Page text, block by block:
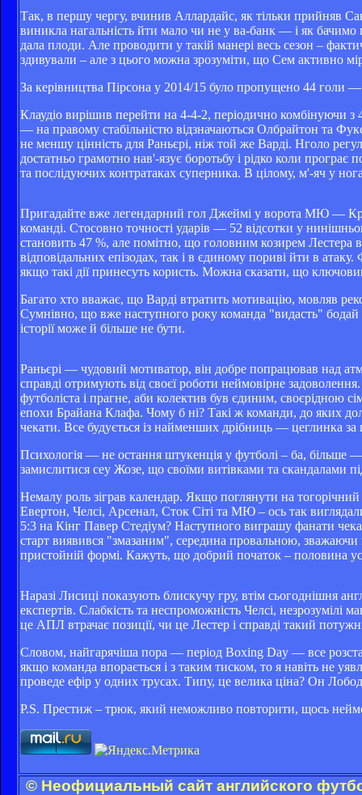
Так, в першу чергу, вчинив Аллардайс, як тільки прийняв
виникла нагальність йти мало чи не у ва-банк — і як
дала плоди. Але проводити у такій манері весь сезон –
здивували – але з цього можна зрозуміти, що Сем активно
За керівництва Пірсона у 2014/15 було пропущено 44 голи
Клаудіо вирішив перейти на 4-4-2, періодично комбінуючи
— на правому стабільністю відзначаються Олбрайтон та
не меншу цінність для Раньєрі, ніж той же Варді. Нголо
достатньо грамотно нав'-язує боротьбу і рідко коли
та послідуючих контратаках суперника. В цілому, м'-яч у
Пригадайте вже легендарний гол Джеймі у ворота МЮ —
команді. Стосовно точності ударів — 52 відсотки у
становить 47 %, але помітно, що головним козирем Лестера
відповідальних епізодах, так і в єдиному пориві йти в
якщо такі дії принесуть користь. Можна сказати, що
Багато хто вважає, що Варді втратить мотивацію, мовляв
Сумнівно, що вже наступного року команда "видасть" бодай
історії може й більше не бути.
Раньєрі — чудовий мотиватор, він добре попрацював над
справді отримують від своєї роботи неймовірне
футболіста і прагне, аби колектив був єдиним,
епохи Брайана Клафа. Чому б ні? Такі ж команди, до яких
чекати. Все будується із найменших дрібниць — цеглинка
Психологія — не остання штукенція у футболі – ба, більше
замислитися сеу Жозе, що своїми витівками та скандалами
Немалу роль зіграв календар. Якщо поглянути на
Евертон, Челсі, Арсенал, Сток Сіті та МЮ – ось так
5:3 на Кінг Павер Стедіум? Наступного виграшу фанати
старт виявився "змазаним", середина провальною, зважаючи
пристойній формі. Кажуть, що добрий початок – половина
Наразі Лисиці показують блискучу гру, втім сьогоднішня
експертів. Слабкість та неспроможність Челсі, незрозумілі
це АПЛ втрачає позиції, чи це Лестер і справді такий
Словом, найгарячіша пора — період Boxing Day — все
якщо команда впорається і з таким тиском, то я навіть не
проведе ефір у одних трусах. Типу, це велика ціна? Он
P.S. Престиж – трюк, який неможливо повторити, щось
© Неофициальный сайт английского